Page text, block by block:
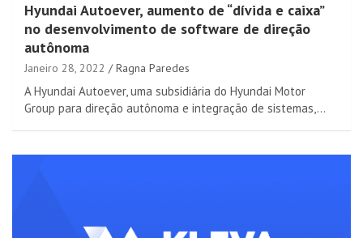
Hyundai Autoever, aumento de “dívida e caixa”
no desenvolvimento de software de direção
autônoma
Janeiro 28, 2022 Ragna Paredes
A Hyundai Autoever, uma subsidiária do Hyundai Motor
Group para direção autônoma e integração de sistemas,…